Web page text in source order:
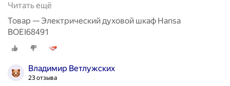
Читать ещё
Товар — Электрический духовой шкаф Hansa
BOEI68491
Владимир Ветлужских
23 отзыва